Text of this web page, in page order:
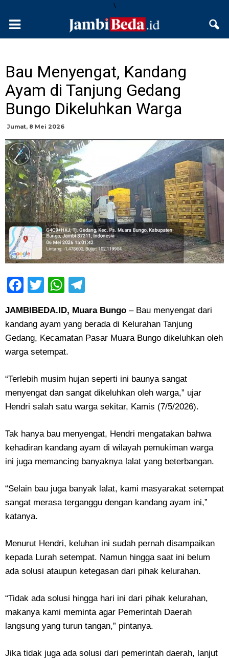
\
Bau Menyengat, Kandang
Ayam di Tanjung Gedang
Bungo Dikeluhkan Warga
Jumat, 8 Mei 2026
Facebook
TwitterWhatsApp
JAMBIBEDA.ID, Muara Bungo – Bau menyengat dari
kandang ayam yang berada di Kelurahan Tanjung
Gedang, Kecamatan Pasar Muara Bungo dikeluhkan oleh
warga setempat.
“Terlebih musim hujan seperti ini baunya sangat
menyengat dan sangat dikeluhkan oleh warga,” ujar
Hendri salah satu warga sekitar, Kamis (7/5/2026).
Tak hanya bau menyengat, Hendri mengatakan bahwa
kehadiran kandang ayam di wilayah pemukiman warga
ini juga memancing banyaknya lalat yang beterbangan.
“Selain bau juga banyak lalat, kami masyarakat setempat
sangat merasa terganggu dengan kandang ayam ini,”
katanya.
Menurut Hendri, keluhan ini sudah pernah disampaikan
kepada Lurah setempat. Namun hingga saat ini belum
ada solusi ataupun ketegasan dari pihak kelurahan.
“Tidak ada solusi hingga hari ini dari pihak kelurahan,
makanya kami meminta agar Pemerintah Daerah
langsung yang turun tangan,” pintanya.
Jika tidak juga ada solusi dari pemerintah daerah, lanjut